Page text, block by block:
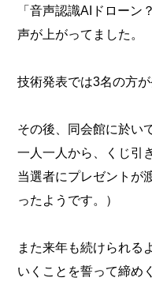
「音声認識AIドローン
声が上がってました。
技術発表では3名の方
その後、同会館に於い
一人一人から、くじ引
当選者にプレゼントが
ったようです。）
また来年も続けられる
いくことを誓って締め